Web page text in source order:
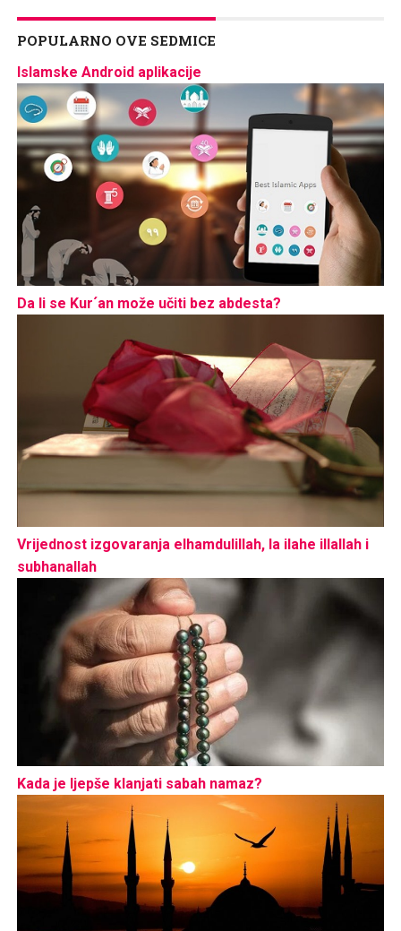
POPULARNO OVE SEDMICE
Islamske Android aplikacije
Da li se Kur´an može učiti bez abdesta?
Vrijednost izgovaranja elhamdulillah, la ilahe illallah i
subhanallah
Kada je ljepše klanjati sabah namaz?